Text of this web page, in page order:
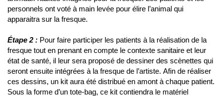
personnels ont voté à main levée pour élire l’animal qui
apparaitra sur la fresque.
Étape 2 : Pour faire participer les patients à la réalisation de la
fresque tout en prenant en compte le contexte sanitaire et leur
état de santé, il leur sera proposé de dessiner des scènettes qui
seront ensuite intégrées à la fresque de l’artiste. Afin de réaliser
ces dessins, un kit aura été distribué en amont à chaque patient.
Sous la forme d’un tote-bag, ce kit contiendra le matériel